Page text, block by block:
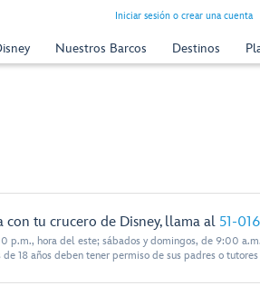
Iniciar sesión o crear una cuenta
Nuestros Barcos Destinos
con tu crucero de Disney, llama al 51-
p.m., hora del este; sábados y domingos, de 9:00
de 18 años deben tener permiso de sus padres o